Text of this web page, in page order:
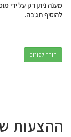
מענה ניתן רק על ידי
להוסיף תגובה.
חזרה לפורום
ההצעות